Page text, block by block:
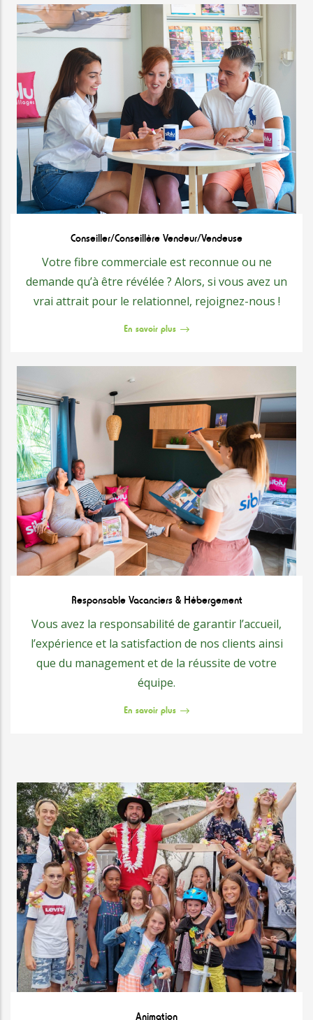
Conseiller/Conseillère Vendeur/vendeuse
Votre fibre commerciale est reconnue ou ne
demande qu’à être révélée ? Alors, si vous avez un
vrai attrait pour le relationnel, rejoignez-nous !
En savoir plus
Responsable Vacanciers & Hébergement
Vous avez la responsabilité de garantir l’accueil,
l’expérience et la satisfaction de nos clients ainsi
que du management et de la réussite de votre
équipe.
En savoir plus
Animation